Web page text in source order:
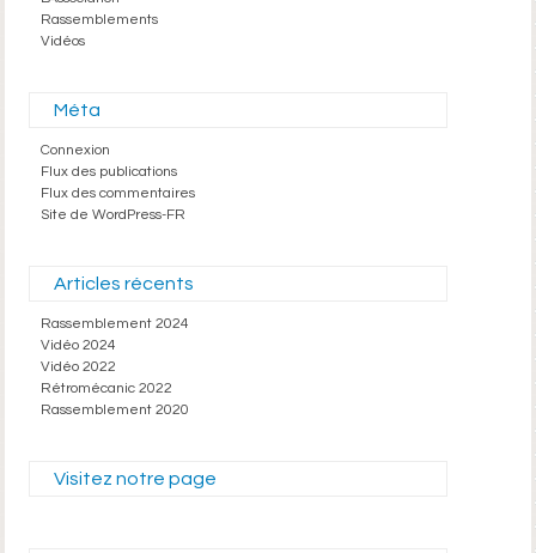
Rassemblements
Vidéos
Méta
Connexion
Flux des publications
Flux des commentaires
Site de WordPress-FR
Articles récents
Rassemblement 2024
Vidéo 2024
Vidéo 2022
Rétromécanic 2022
Rassemblement 2020
Visitez notre page